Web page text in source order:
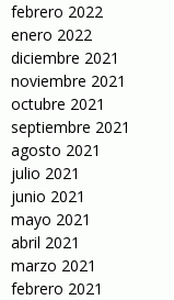
febrero 2022
enero 2022
diciembre 2021
noviembre 2021
octubre 2021
septiembre 2021
agosto 2021
julio 2021
junio 2021
mayo 2021
abril 2021
marzo 2021
febrero 2021